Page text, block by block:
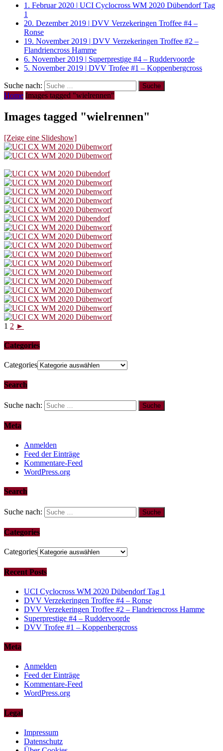
1. Februar 2020 | UCI Cyclocross WM 2020 Dübendorf Tag
1
20. Dezember 2019 | DVV Verzekeringen Troffee #4 –
Ronse
19. November 2019 | DVV Verzekeringen Troffee #2 –
Flandriencross Hamme
6. November 2019 | Superprestige #4 – Ruddervoorde
5. November 2019 | DVV Trofee #1 – Koppenbergcross
Suche nach:
Home Images tagged "wielrennen"
Images tagged "wielrennen"
[Zeige eine Slideshow]
1 2 ►
Categories
Categories
Search
Suche nach:
Meta
Anmelden
Feed der Einträge
Kommentare-Feed
WordPress.org
Search
Suche nach:
Categories
Categories
Recent Posts
UCI Cyclocross WM 2020 Dübendorf Tag 1
DVV Verzekeringen Troffee #4 – Ronse
DVV Verzekeringen Troffee #2 – Flandriencross Hamme
Superprestige #4 – Ruddervoorde
DVV Trofee #1 – Koppenbergcross
Meta
Anmelden
Feed der Einträge
Kommentare-Feed
WordPress.org
Legal
Impressum
Datenschutz